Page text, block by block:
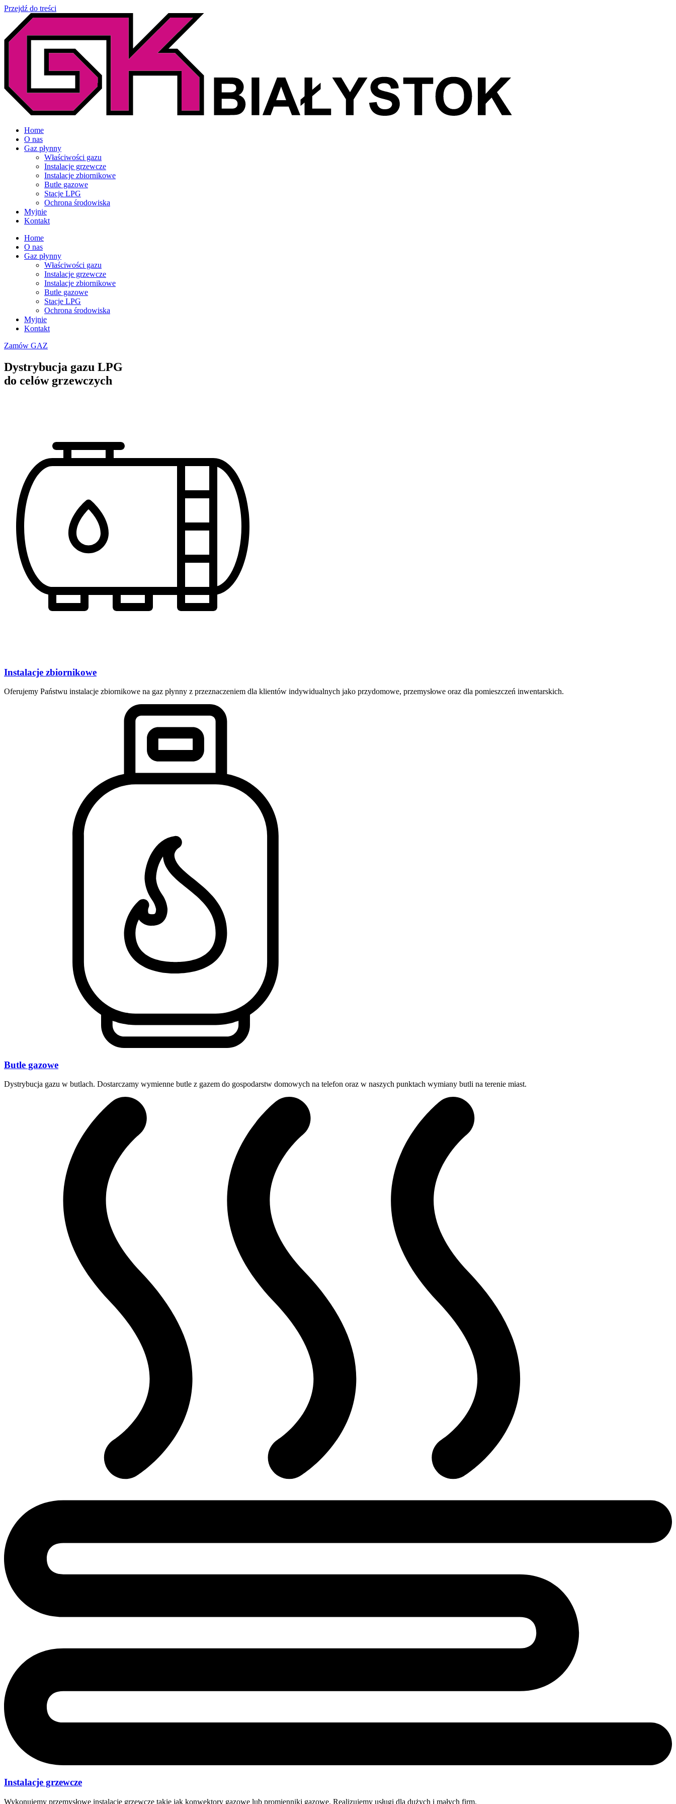
Przejdź do treści
Home
O nas
Gaz płynny
Właściwości gazu
Instalacje grzewcze
Instalacje zbiornikowe
Butle gazowe
Stacje LPG
Ochrona środowiska
Myjnie
Kontakt
Home
O nas
Gaz płynny
Właściwości gazu
Instalacje grzewcze
Instalacje zbiornikowe
Butle gazowe
Stacje LPG
Ochrona środowiska
Myjnie
Kontakt
Zamów GAZ
Dystrybucja gazu LPG
do celów grzewczych
Instalacje zbiornikowe
Oferujemy Państwu instalacje zbiornikowe na gaz płynny z przeznaczeniem dla klientów indywidualnych jako przydomowe, przemysłowe oraz dla pomieszczeń inwentarskich.
Butle gazowe
Dystrybucja gazu w butlach. Dostarczamy wymienne butle z gazem do gospodarstw domowych na telefon oraz w naszych punktach wymiany butli na terenie miast.
Instalacje grzewcze
Wykonujemy przemysłowe instalacje grzewcze takie jak konwektory gazowe lub promienniki gazowe. Realizujemy usługi dla dużych i małych firm.